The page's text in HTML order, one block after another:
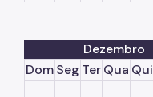
Dezembro
DomSeg TerQua Qui